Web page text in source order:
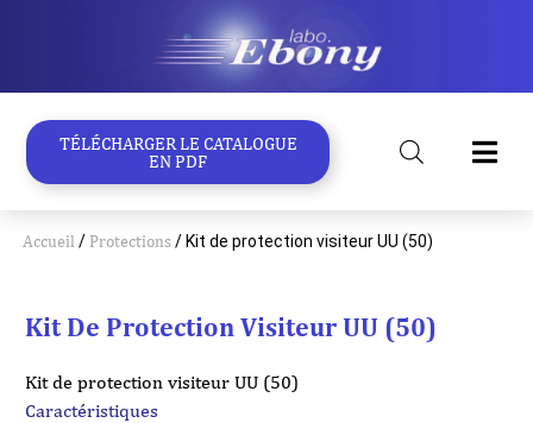
TÉLÉCHARGER LE CATALOGUE
EN PDF
Accueil / Protections / Kit de protection visiteur UU (50)
Kit De Protection Visiteur UU (50)
Kit de protection visiteur UU (50)
Caractéristiques